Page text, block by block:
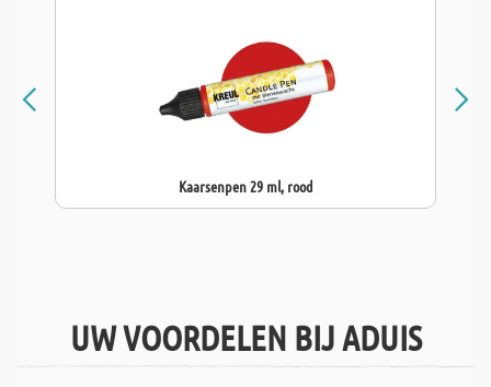
Kaarsenpen 29 ml, rood
UW VOORDELEN BIJ ADUIS